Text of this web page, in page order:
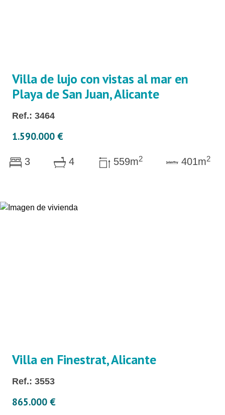
Villa de lujo con vistas al mar en
Playa de San Juan, Alicante
Ref.: 3464
1.590.000 €
3 4 559m2 401m2
Villa en Finestrat, Alicante
Ref.: 3553
865.000 €